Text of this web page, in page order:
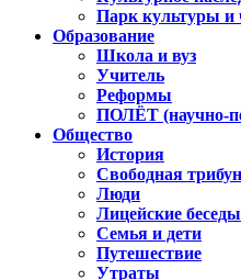
Парк культуры и
Образование
Школа и вуз
Учитель
Реформы
ПОЛЁТ (научно-
Общество
История
Свободная
Люди
Лицейские беседы
Семья и дети
Путешествие
Утраты